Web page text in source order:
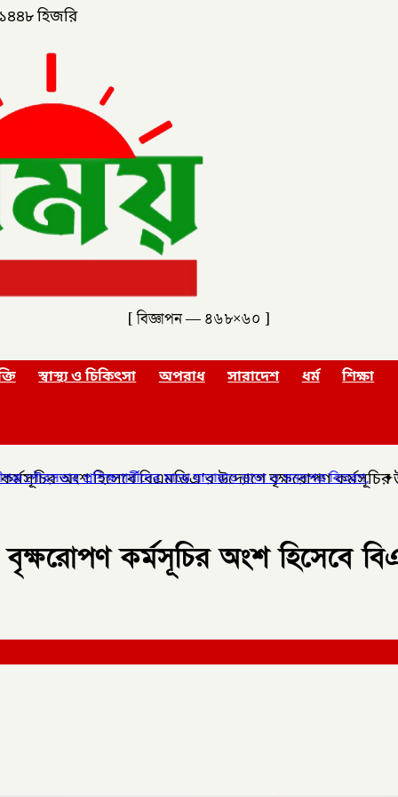
হিজরি
[ বিজ্ঞাপন — ৪৬৮×৬০ ]
স্বাস্থ্য ও চিকিৎসা অপরাধ সারাদেশ ধর্ম শিক্ষা
যাতায়াত ভাতা ও সনদপত্র বিতরণ,✦লালমনিরহাটে হাতীবান্ধায়
অংশ হিসেবে বিএমডিএ’র উদ্যোগে বৃক্ষরোপণ কর্মসূচির
কর্মসূচির অংশ হিসেবে